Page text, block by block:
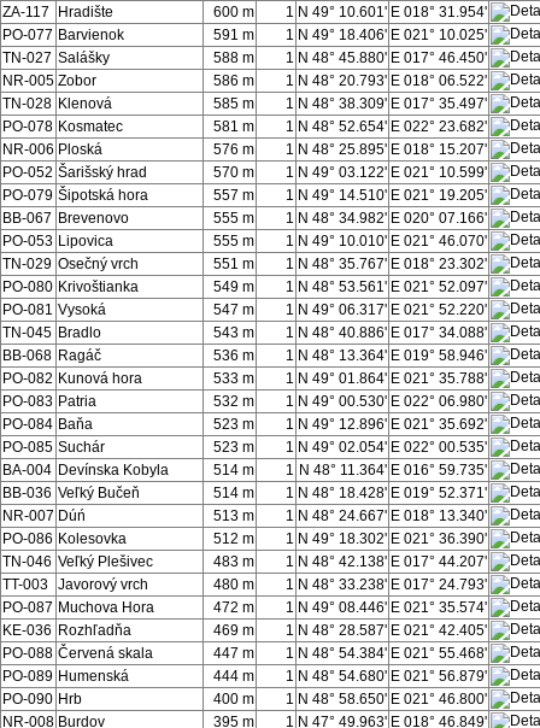
ZA-117
Hradište 600 m 1 N 49° 10.601' E 018° 31.954'
PO-077 Barvienok 591 m 1 N 49° 18.406' E 021° 10.025'
TN-027 Salášky 588 m 1 N 48° 45.880' E 017° 46.450'
NR-005 Zobor 586 m 1 N 48° 20.793' E 018° 06.522'
TN-028 Klenová 585 m 1 N 48° 38.309' E 017° 35.497'
PO-078 Kosmatec 581 m 1 N 48° 52.654' E 022° 23.682'
NR-006 Ploská 576 m 1 N 48° 25.895' E 018° 15.207'
PO-052 Šarišský hrad 570 m 1 N 49° 03.122' E 021° 10.599'
PO-079 Šipotská hora 557 m 1 N 49° 14.510' E 021° 19.205'
BB-067 Brevenovo 555 m 1 N 48° 34.982' E 020° 07.166'
PO-053 Lipovica 555 m 1 N 49° 10.010' E 021° 46.070'
TN-029 Osečný vrch 551 m 1 N 48° 35.767' E 018° 23.302'
PO-080 Krivoštianka 549 m 1 N 48° 53.561' E 021° 52.097'
PO-081 Vysoká 547 m 1 N 49° 06.317' E 021° 52.220'
TN-045 Bradlo 543 m 1 N 48° 40.886' E 017° 34.088'
BB-068 Ragáč 536 m 1 N 48° 13.364' E 019° 58.946'
PO-082 Kunová hora 533 m 1 N 49° 01.864' E 021° 35.788'
PO-083 Patria 532 m 1 N 49° 00.530' E 022° 06.980'
PO-084 Baňa 523 m 1 N 49° 12.896' E 021° 35.692'
PO-085 Suchár 523 m 1 N 49° 02.054' E 022° 00.535'
BA-004 Devínska Kobyla 514 m 1 N 48° 11.364' E 016° 59.735'
BB-036 Veľký Bučeň 514 m 1 N 48° 18.428' E 019° 52.371'
NR-007 Dúń 513 m 1 N 48° 24.667' E 018° 13.340'
PO-086 Kolesovka 512 m 1 N 49° 18.302' E 021° 36.390'
TN-046 Veľký Plešivec 483 m 1 N 48° 42.138' E 017° 44.207'
TT-003 Javorový vrch 480 m 1 N 48° 33.238' E 017° 24.793'
PO-087 Muchova Hora 472 m 1 N 49° 08.446' E 021° 35.574'
KE-036 Rozhľadňa 469 m 1 N 48° 28.587' E 021° 42.405'
PO-088 Červená skala 447 m 1 N 48° 54.384' E 021° 55.468'
PO-089 Humenská 444 m 1 N 48° 54.680' E 021° 56.879'
PO-090 Hrb 400 m 1 N 48° 58.650' E 021° 46.800'
NR-008 Burdov 395 m 1 N 47° 49.963' E 018° 46.849'